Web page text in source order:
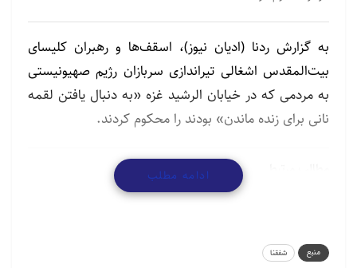
به گزارش ردنا (ادیان نیوز)، اسقف‌ها و رهبران کلیسای
بیت‌المقدس اشغالی تیراندازی سربازان رژیم صهیونیستی
به مردمی که در خیابان الرشید غزه «به دنبال یافتن لقمه
نانی برای زنده ماندن» بودند را محکوم کردند.
ادامه مطلب
منبع
شفقنا